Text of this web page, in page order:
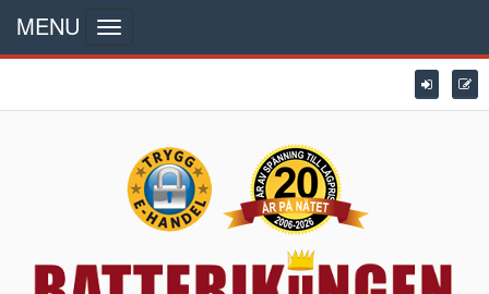
MENU
Toggle
navigation